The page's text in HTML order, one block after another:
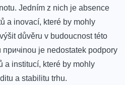
Jedním z nich je absence
‌a inovací, které ​by‍ mohly
důvěru v budoucnost této
причinou je nedostatek podpory
a ⁢institucí, které by mohly
a stabilitu trhu.